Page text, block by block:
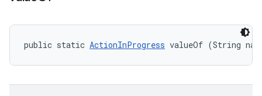
public static ActionInProgress valueOf (String